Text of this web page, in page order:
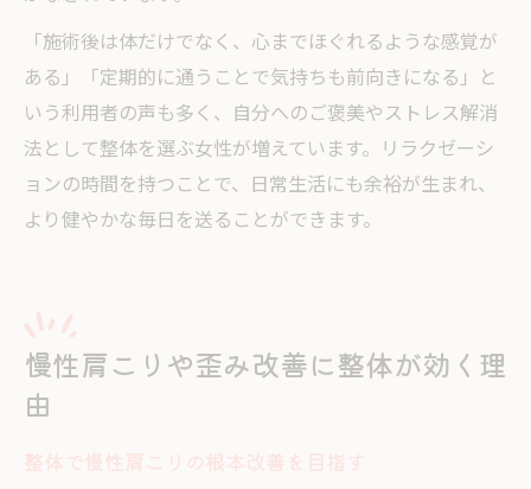
「施術後は体だけでなく、心までほぐれるような感覚が
ある」「定期的に通うことで気持ちも前向きになる」と
いう利用者の声も多く、自分へのご褒美やストレス解消
法として整体を選ぶ女性が増えています。リラクゼーシ
ョンの時間を持つことで、日常生活にも余裕が生まれ、
より健やかな毎日を送ることができます。
慢性肩こりや歪み改善に整体が効く理
由